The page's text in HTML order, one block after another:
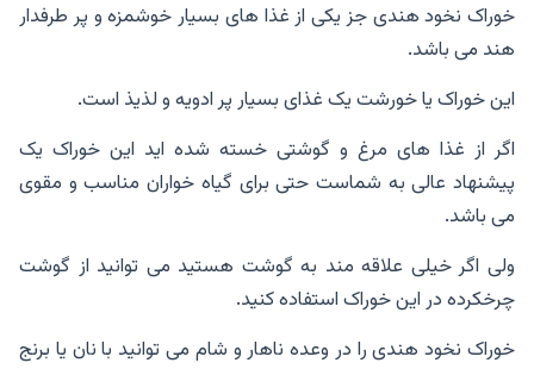
خوراک نخود هندی جز یکی از غذا های بسیار خوشمزه و پر طرفدار
هند می باشد.
این خوراک یا خورشت یک غذای بسیار پر ادویه و لذیذ است.
اگر از غذا های مرغ و گوشتی خسته شده اید این خوراک یک
پیشنهاد عالی به شماست حتی برای گیاه خواران مناسب و مقوی
می باشد.
ولی اگر خیلی علاقه مند به گوشت هستید می توانید از گوشت
چرخکرده در این خوراک استفاده کنید.
خوراک نخود هندی را در وعده ناهار و شام می توانید با نان یا برنج